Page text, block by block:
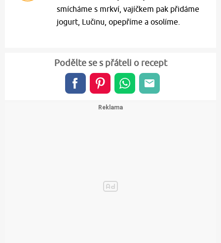
smícháme s mrkví, vajíčkem pak přidáme
jogurt, Lučinu, opepříme a osolíme.
Podělte se s přáteli o recept